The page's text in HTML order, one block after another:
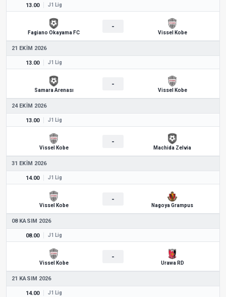
13.00 J1 Lig
Fagiano Okayama FC
-
Vissel Kobe
21 EKIM 2026
13.00 J1 Lig
Samara Arenası
-
Vissel Kobe
24 EKIM 2026
13.00 J1 Lig
Vissel Kobe
-
Machida Zelvia
31 EKIM 2026
14.00 J1 Lig
Vissel Kobe
-
Nagoya Grampus
08 KASIM 2026
08.00 J1 Lig
Vissel Kobe
-
Urawa RD
21 KASIM 2026
14.00 J1 Lig